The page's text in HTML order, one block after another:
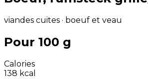
viandes cuites · boeuf et veau
Pour 100 g
Calories
138 kcal